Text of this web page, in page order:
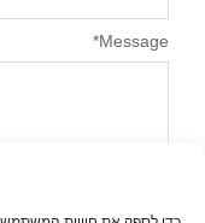
Message
*